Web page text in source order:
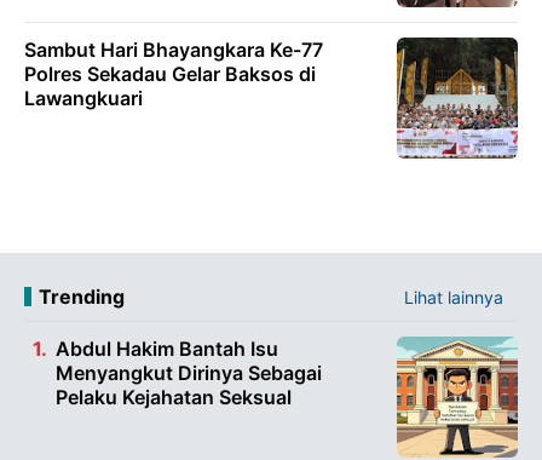
Sambut Hari Bhayangkara Ke-77
Polres Sekadau Gelar Baksos di
Lawangkuari
Trending Lihat lainnya
Abdul Hakim Bantah Isu
Menyangkut Dirinya Sebagai
Pelaku Kejahatan Seksual